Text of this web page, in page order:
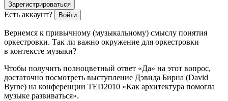
Зарегистрироваться
Есть аккаунт? Войти
Вернемся к привычному (музыкальному) смыслу понятия
оркестровки. Так ли важно окружение для оркестровки
в контексте музыки?
Чтобы получить полноцветный ответ «Да» на этот вопрос,
достаточно посмотреть выступление Дэвида Бирна (David
Byrne) на конференции TED2010 «Как архитектура помогла
музыке развиваться».